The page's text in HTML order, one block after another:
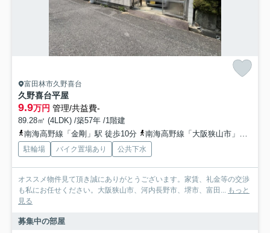
富田林市久野喜台
久野喜台平屋
9.9万円 管理/共益費-
89.28㎡ (4LDK) /築57年 /1階建
南海高野線「金剛」駅 徒歩10分
南海高野線「大阪狭山市」駅 徒歩13分
駐輪場 バイク置場あり 公共下水
オススメ物件見て頂き誠にありがとうございます。家賃、礼金等の交渉
も私にお任せください。大阪狭山市、河内長野市、堺市、富田... もっと
見る
募集中の部屋